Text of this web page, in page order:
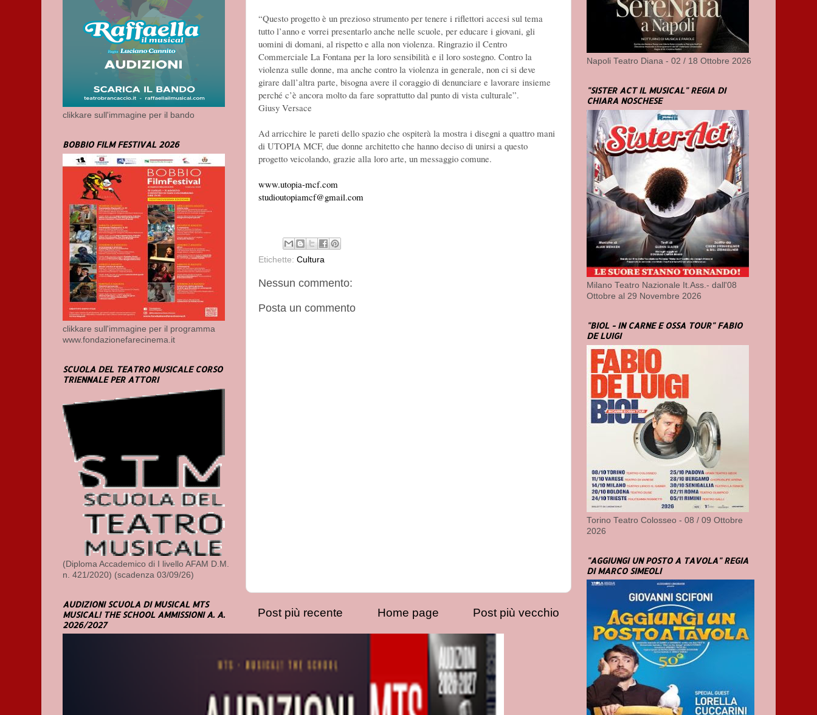
“Questo progetto è un prezioso strumento per tenere i riflettori accesi sul tema
tutto l’anno e vorrei presentarlo anche nelle scuole, per educare i giovani, gli
uomini di domani, al rispetto e alla non violenza. Ringrazio il Centro
Commerciale La Fontana per la loro sensibilità e il loro sostegno. Contro la
violenza sulle donne, ma anche contro la violenza in generale, non ci si deve
girare dall’altra parte, bisogna avere il coraggio di denunciare e lavorare insieme
perché c’è ancora molto da fare soprattutto dal punto di vista culturale”.
Giusy Versace
Ad arricchire le pareti dello spazio che ospiterà la mostra i disegni a quattro mani
di UTOPIA MCF, due donne architetto che hanno deciso di unirsi a questo
progetto veicolando, grazie alla loro arte, un messaggio comune.
www.utopia-mcf.com
studioutopiamcf@gmail.com
Etichette: Cultura
Nessun commento:
Posta un commento
Post più recente Post più vecchio
Home page
clikkare sull'immagine per il bando
BOBBIO FILM FESTIVAL 2026
clikkare sull'immagine per il programma
www.fondazionefarecinema.it
SCUOLA DEL TEATRO MUSICALE CORSO
TRIENNALE PER ATTORI
(Diploma Accademico di I livello AFAM D.M.
n. 421/2020) (scadenza 03/09/26)
AUDIZIONI SCUOLA DI MUSICAL MTS
MUSICAL! THE SCHOOL AMMISSIONI A. A.
2026/2027
Napoli Teatro Diana - 02 / 18 Ottobre 2026
"SISTER ACT IL MUSICAL" REGIA DI
CHIARA NOSCHESE
Milano Teatro Nazionale It.Ass.- dall'08
Ottobre al 29 Novembre 2026
"BIOL - IN CARNE E OSSA TOUR" FABIO
DE LUIGI
Torino Teatro Colosseo - 08 / 09 Ottobre
2026
"AGGIUNGI UN POSTO A TAVOLA" REGIA
DI MARCO SIMEOLI